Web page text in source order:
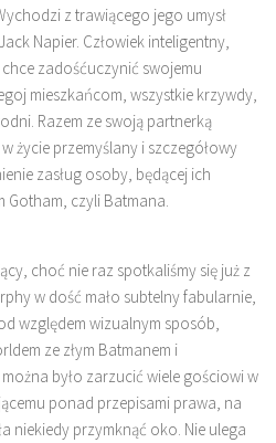
z trawiącego jego umysł
Napier. Człowiek inteligentny,
zadośćuczynić swojemu
mieszkańcom, wszystkie krzywdy,
Razem ze swoją partnerką
życie przemyślany i szczegółowy
zasług osoby, będącej ich
Gotham, czyli Batmana.
choć nie raz spotkaliśmy się już z
w dość mało subtelny fabularnie,
względem wizualnym sposób,
ze złym Batmanem i
było zarzucić wiele gościowi w
ponad przepisami prawa, na
niekiedy przymknąć oko. Nie ulega